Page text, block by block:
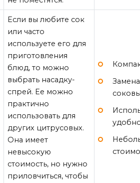
Если вы любите сок
или часто
используете его для
приготовления
блюд, то можно
выбрать насадку-
спрей. Ее можно
практично
использовать для
других цитрусовых.
Она имеет
невысокую
стоимость, но нужно
приловчиться, чтобы